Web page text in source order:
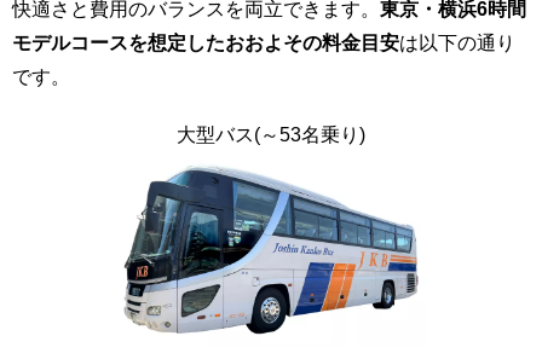
快適さと費用のバランスを両立できます。 東京・横浜6時間
モデルコースを想定したおおよその料金目安は以下の通り
です。
大型バス(～53名乗り)